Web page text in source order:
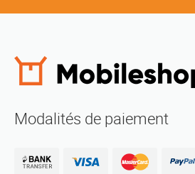
Modalités de paiement